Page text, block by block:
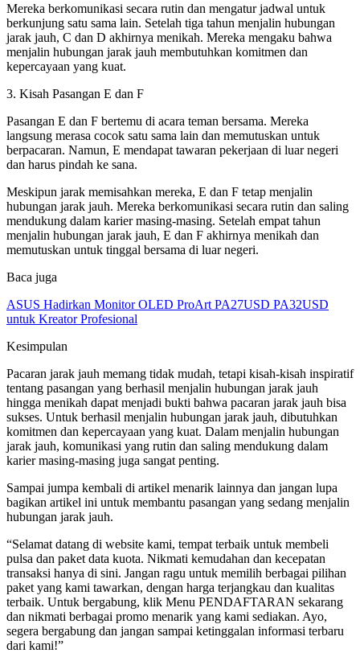
Mereka berkomunikasi secara rutin dan mengatur jadwal untuk
berkunjung satu sama lain. Setelah tiga tahun menjalin hubungan
jarak jauh, C dan D akhirnya menikah. Mereka mengaku bahwa
menjalin hubungan jarak jauh membutuhkan komitmen dan
kepercayaan yang kuat.
3. Kisah Pasangan E dan F
Pasangan E dan F bertemu di acara teman bersama. Mereka
langsung merasa cocok satu sama lain dan memutuskan untuk
berpacaran. Namun, E mendapat tawaran pekerjaan di luar negeri
dan harus pindah ke sana.
Meskipun jarak memisahkan mereka, E dan F tetap menjalin
hubungan jarak jauh. Mereka berkomunikasi secara rutin dan saling
mendukung dalam karier masing-masing. Setelah empat tahun
menjalin hubungan jarak jauh, E dan F akhirnya menikah dan
memutuskan untuk tinggal bersama di luar negeri.
Baca juga
ASUS Hadirkan Monitor OLED ProArt PA27USD PA32USD
untuk Kreator Profesional
Kesimpulan
Pacaran jarak jauh memang tidak mudah, tetapi kisah-kisah inspiratif
tentang pasangan yang berhasil menjalin hubungan jarak jauh
hingga menikah dapat menjadi bukti bahwa pacaran jarak jauh bisa
sukses. Untuk berhasil menjalin hubungan jarak jauh, dibutuhkan
komitmen dan kepercayaan yang kuat. Dalam menjalin hubungan
jarak jauh, komunikasi yang rutin dan saling mendukung dalam
karier masing-masing juga sangat penting.
Sampai jumpa kembali di artikel menarik lainnya dan jangan lupa
bagikan artikel ini untuk membantu pasangan yang sedang menjalin
hubungan jarak jauh.
“Selamat datang di website kami, tempat terbaik untuk membeli
pulsa dan paket data kuota. Nikmati kemudahan dan kecepatan
transaksi hanya di sini. Jangan ragu untuk memilih berbagai pilihan
paket yang kami tawarkan, dengan harga terjangkau dan kualitas
terbaik. Untuk bergabung, klik Menu PENDAFTARAN sekarang
dan nikmati berbagai promo menarik yang kami sediakan. Ayo,
segera bergabung dan jangan sampai ketinggalan informasi terbaru
dari kami!”